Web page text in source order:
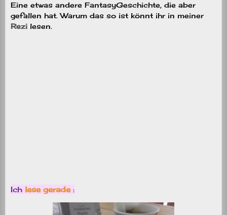
Eine etwas andere FantasyGeschichte, die aber
gefallen hat. Warum das so ist könnt ihr in meiner
Rezi lesen.
Ich lese gerade :